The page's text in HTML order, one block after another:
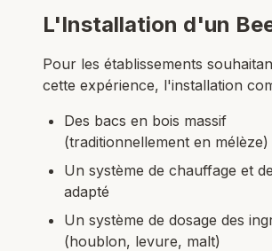
L'Installation d'un
Pour les établissements
cette expérience, l'installation
Des bacs en bois massif
(traditionnellement en mélèze)
Un système de chauffage et
adapté
Un système de dosage des
(houblon, levure, malt)